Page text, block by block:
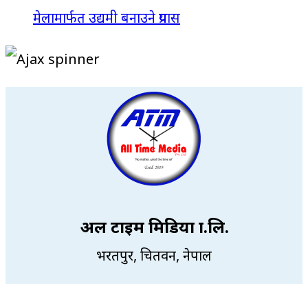
मेलामार्फत उद्यमी बनाउने प्रयास
अल टाइम मिडिया प्रा.लि.
भरतपुर, चितवन, नेपाल